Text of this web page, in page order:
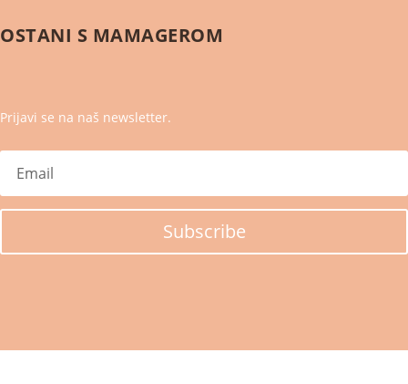
OSTANI S MAMAGEROM
Prijavi se na naš newsletter.
Subscribe